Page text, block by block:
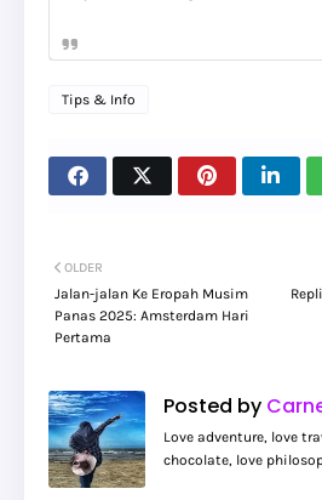
Tips & Info
OLDER
Jalan-jalan Ke Eropah Musim
Panas 2025: Amsterdam Hari
Pertama
Posted by
Love adventure, love
chocolate, love